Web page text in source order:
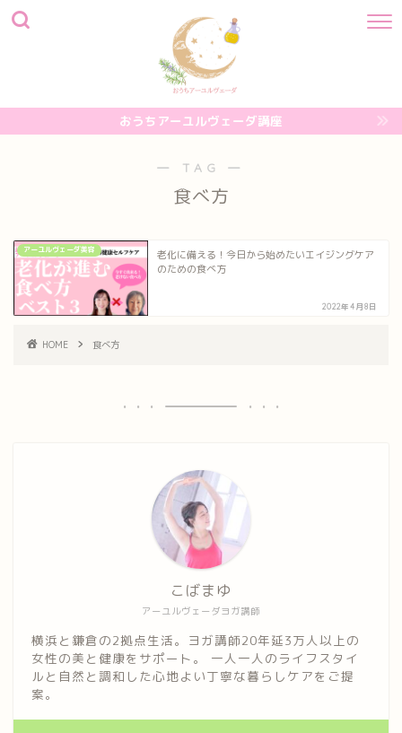
おうちアーユルヴェーダ講座
― TAG ―
食べ方
アーユルヴェーダ美容
老化に備える！今日から始めたいエイジングケア
のための食べ方
2022年4月8日
HOME 食べ方
アーユルヴェーダヨガ講師
こばまゆ
横浜と鎌倉の2拠点生活。ヨガ講師20年延3万人以上の
女性の美と健康をサポート。 一人一人のライフスタイ
ルと自然と調和した心地よい丁寧な暮らしケアをご提
案。